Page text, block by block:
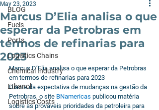
BLOG
Fuels
Ports
Logistics Chains
Chemical Industry
Ethanol
Logistics Costs
Marcus D’Elia analisa o que
esperar da Petrobras em
termos de refinarias para
2023
May 23, 2023
Marcus D’Elia analisa o que esperar da Petrobras
em termos de refinarias para 2023
Diante da expectativa de mudanças na gestão da
Petrobras, o site BNamericas publicou matéria
sobre as prováveis prioridades da petroleira para